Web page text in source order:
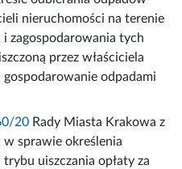
nieruchomości na terenie
zagospodarowania tych
przez właściciela
gospodarowanie odpadami
20 Rady Miasta Krakowa z
sprawie określenia
uiszczania opłaty za